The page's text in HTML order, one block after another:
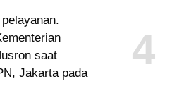
saat
Jakarta pada
4